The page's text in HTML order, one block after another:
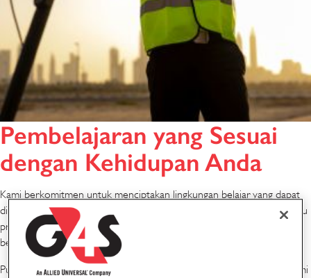
Pembelajaran yang Sesuai
dengan Kehidupan Anda
Kami berkomitmen untuk menciptakan lingkungan belajar yang dapat
diakses dan inklusif bagi semua orang. Baik Anda anggota tim baru atau
profesional berpengalaman, Anda akan menemukan berbagai sumber
belajar yang disesuaikan dengan kebutuhan dan gaya belajar Anda.
Pusat Kegiatan Belajar Anda: Jelajahi 'MyLearning', platform online kami